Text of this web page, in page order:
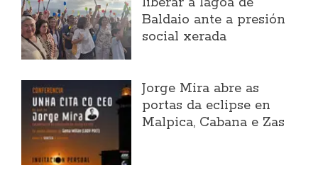
Baldaio ante a presión
social xerada
Jorge Mira abre as
portas da eclipse en
Malpica, Cabana e Zas